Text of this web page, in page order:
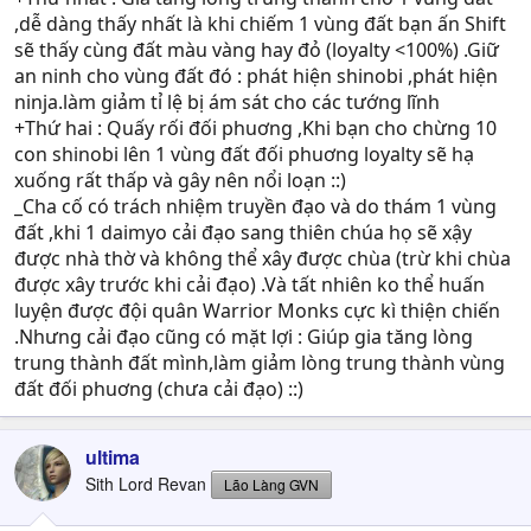
,dễ dàng thấy nhất là khi chiếm 1 vùng đất bạn ấn Shift
sẽ thấy cùng đất màu vàng hay đỏ (loyalty <100%) .Giữ
an ninh cho vùng đất đó : phát hiện shinobi ,phát hiện
ninja.làm giảm tỉ lệ bị ám sát cho các tướng lĩnh
+Thứ hai : Quấy rối đối phuơng ,Khi bạn cho chừng 10
con shinobi lên 1 vùng đất đối phuơng loyalty sẽ hạ
xuống rất thấp và gây nên nổi loạn ::)
_Cha cố có trách nhiệm truyền đạo và do thám 1 vùng
đất ,khi 1 daimyo cải đạo sang thiên chúa họ sẽ xậy
được nhà thờ và không thể xây được chùa (trừ khi chùa
được xây trước khi cải đạo) .Và tất nhiên ko thể huấn
luyện được đội quân Warrior Monks cực kì thiện chiến
.Nhưng cải đạo cũng có mặt lợi : Giúp gia tăng lòng
trung thành đất mình,làm giảm lòng trung thành vùng
đất đối phuơng (chưa cải đạo) ::)
ultima
Sith Lord Revan Lão Làng GVN